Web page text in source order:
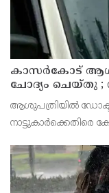
കാസർകോട്
ചോദ്യം ചെയ്തു ;
പൊലീസ്
ആശുപത്രിയിൽ
ഡോക്ടർമാർ
കാ